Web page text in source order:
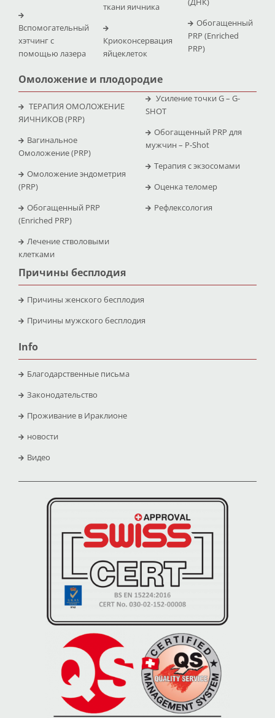
Вспомогательный
хэтчинг с
помощью лазера
ткани яичника
Криоконсервация
яйцеклеток
Обогащенный
PRP (Enriched
PRP)
Омоложение и плодородие
ТЕРАПИЯ ОМОЛОЖЕНИЕ
ЯИЧНИКОВ (PRP)
Вагинальное
Омоложение (PRP)
Омоложение эндометрия
(PRP)
Обогащенный PRP
(Enriched PRP)
Лечение стволовыми
клетками
Усиление точки G – G-
SHOT
Обогащенный PRP для
мужчин – P-Shot
Терапия с экзосомами
Оценка теломер
Рефлексология
Причины бесплодия
Причины женского бесплодия
Причины мужского бесплодия
Info
Благодарственные письма
Законодательство
Проживание в Ираклионе
новости
Видео